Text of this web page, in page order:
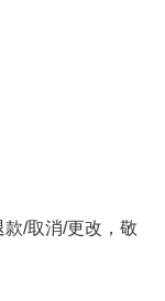
/取消/更改，敬